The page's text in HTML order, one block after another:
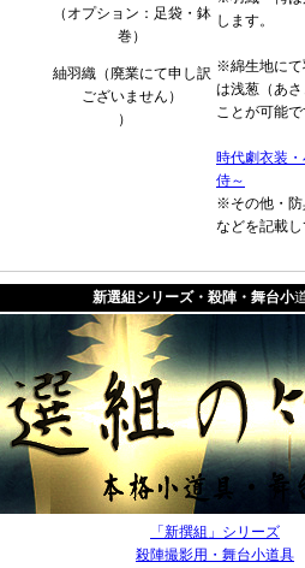
（オプション：足袋・鉢
巻）
紬羽織（廃業にて申し訳
ございません）
）
します。
※綿生地にて
は浅葱（あ
ことが可能
時代劇衣装
侍～
※その他・防
などを記載
新選組シリーズ・殺陣・舞台小
「新撰組」シリーズ
殺陣撮影用・舞台小道具